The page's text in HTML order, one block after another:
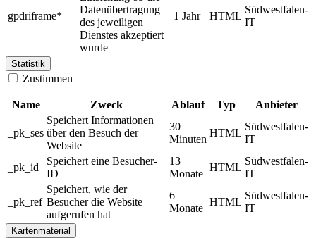
gpdriframe*
Datenübertragung
des jeweiligen
Dienstes akzeptiert
wurde
1 Jahr HTML
Südwestfalen-
IT
Statistik
Zustimmen
Name Zweck Ablauf Typ Anbieter
_pk_ses
Speichert Informationen
über den Besuch der
Website
30
Minuten
HTML
Südwestfalen-
IT
_pk_id
Speichert eine Besucher-
ID
13
Monate
HTML
Südwestfalen-
IT
_pk_ref
Speichert, wie der
Besucher die Website
aufgerufen hat
6
Monate
HTML
Südwestfalen-
IT
Kartenmaterial